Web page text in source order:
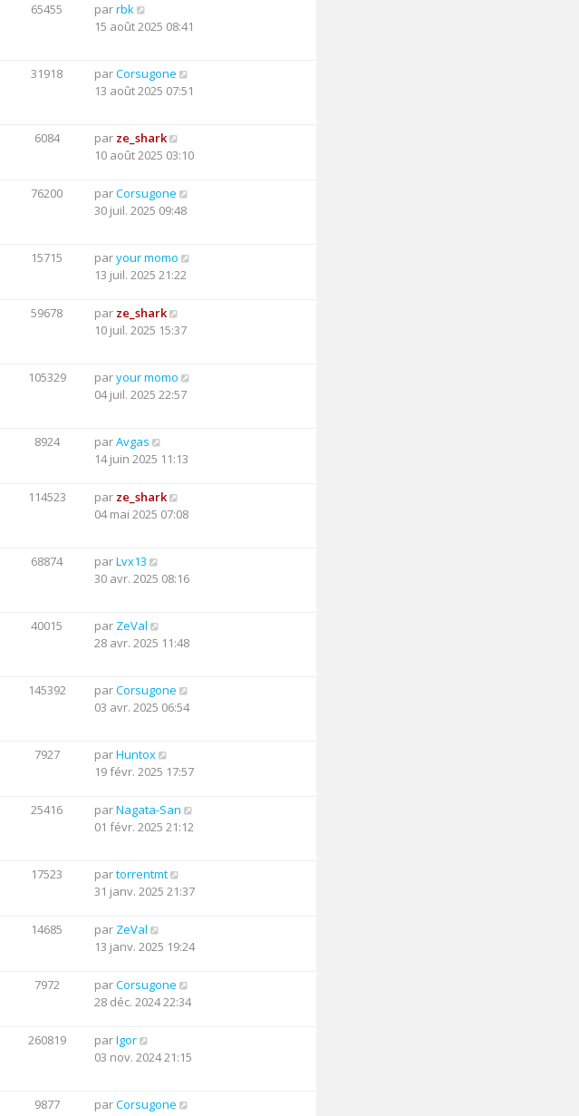
65455 parrbk
15 août 2025 08:41
31918 parCorsugone
13 août 2025 07:51
6084 par ze_shark
10 août 2025 03:10
76200 parCorsugone
30 juil. 2025 09:48
15715 paryour momo
13 juil. 2025 21:22
59678 par ze_shark
10 juil. 2025 15:37
105329 paryour momo
04 juil. 2025 22:57
8924 parAvgas
14 juin 2025 11:13
114523 par ze_shark
04 mai 2025 07:08
68874 parLvx13
30 avr. 2025 08:16
40015 par ZeVal
28 avr. 2025 11:48
145392 parCorsugone
03 avr. 2025 06:54
7927 parHuntox
19 févr. 2025 17:57
25416 parNagata-San
01 févr. 2025 21:12
17523 partorrentmt
31 janv. 2025 21:37
14685 par ZeVal
13 janv. 2025 19:24
7972 parCorsugone
28 déc. 2024 22:34
260819 parIgor
03 nov. 2024 21:15
9877 parCorsugone